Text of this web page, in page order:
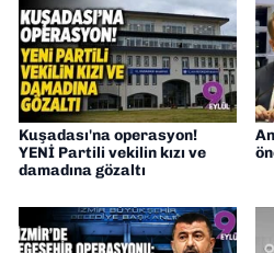
Kuşadası'na operasyon!
YENİ Partili vekilin kızı ve
damadına gözaltı